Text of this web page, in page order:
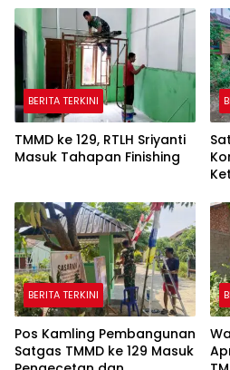
BERITA TERKINI
TMMD ke 129, RTLH Sriyanti
Masuk Tahapan Finishing
BERITA TERKINI
Pos Kamling Pembangunan
Satgas TMMD ke 129 Masuk